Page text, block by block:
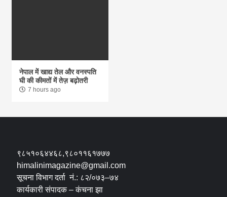
नेपाल में खाद्य तेल और वनस्पति
घी की कीमतों में तेज़ बढ़ोतरी
7 hours ago
९८५१०६४४६८,९८०११६१७७७
himalinimagazine@gmail.com
सूचना विभाग दर्ता नं.: ८२/०७३–७४
कार्यकारी संपादक – कंचना झा